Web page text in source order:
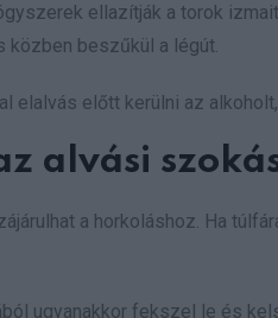
ellazítják a torok
közben beszűkül a légút.
elalvás előtt kerülni az
alvási
a horkoláshoz. Ha
ugyanakkor fekszel le és